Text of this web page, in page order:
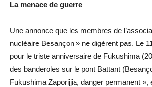
La menace de guerre
Une annonce que les membres de
nucléaire Besançon » ne digèrent pas. Le
pour le triste anniversaire de Fukushima
des banderoles sur le pont Battant
Fukushima Zaporijjia, danger permanent »,